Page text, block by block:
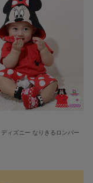
ィズニー なりきるロンパー